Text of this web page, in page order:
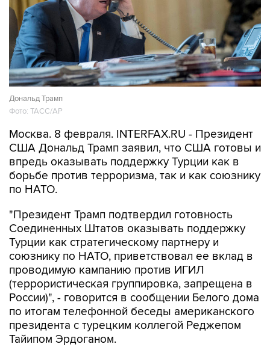
Дональд Трамп
Фото: ТАСС/AP
Москва. 8 февраля. INTERFAX.RU - Президент
США Дональд Трамп заявил, что США готовы и
впредь оказывать поддержку Турции как в
борьбе против терроризма, так и как союзнику
по НАТО.
"Президент Трамп подтвердил готовность
Соединенных Штатов оказывать поддержку
Турции как стратегическому партнеру и
союзнику по НАТО, приветствовал ее вклад в
проводимую кампанию против ИГИЛ
(террористическая группировка, запрещена в
России)", - говорится в сообщении Белого дома
по итогам телефонной беседы американского
президента с турецким коллегой Реджепом
Тайипом Эрдоганом.